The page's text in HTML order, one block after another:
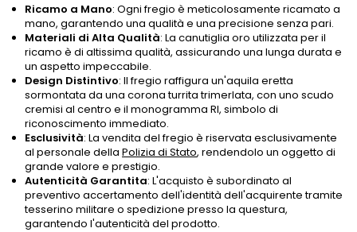
Ricamo a Mano: Ogni fregio è meticolosamente ricamato a
mano, garantendo una qualità e una precisione senza pari.
Materiali di Alta Qualità: La canutiglia oro utilizzata per il
ricamo è di altissima qualità, assicurando una lunga durata e
un aspetto impeccabile.
Design Distintivo: Il fregio raffigura un'aquila eretta
sormontata da una corona turrita trimerlata, con uno scudo
cremisi al centro e il monogramma RI, simbolo di
riconoscimento immediato.
Esclusività: La vendita del fregio è riservata esclusivamente
al personale della Polizia di Stato, rendendolo un oggetto di
grande valore e prestigio.
Autenticità Garantita: L'acquisto è subordinato al
preventivo accertamento dell'identità dell'acquirente tramite
tesserino militare o spedizione presso la questura,
garantendo l'autenticità del prodotto.